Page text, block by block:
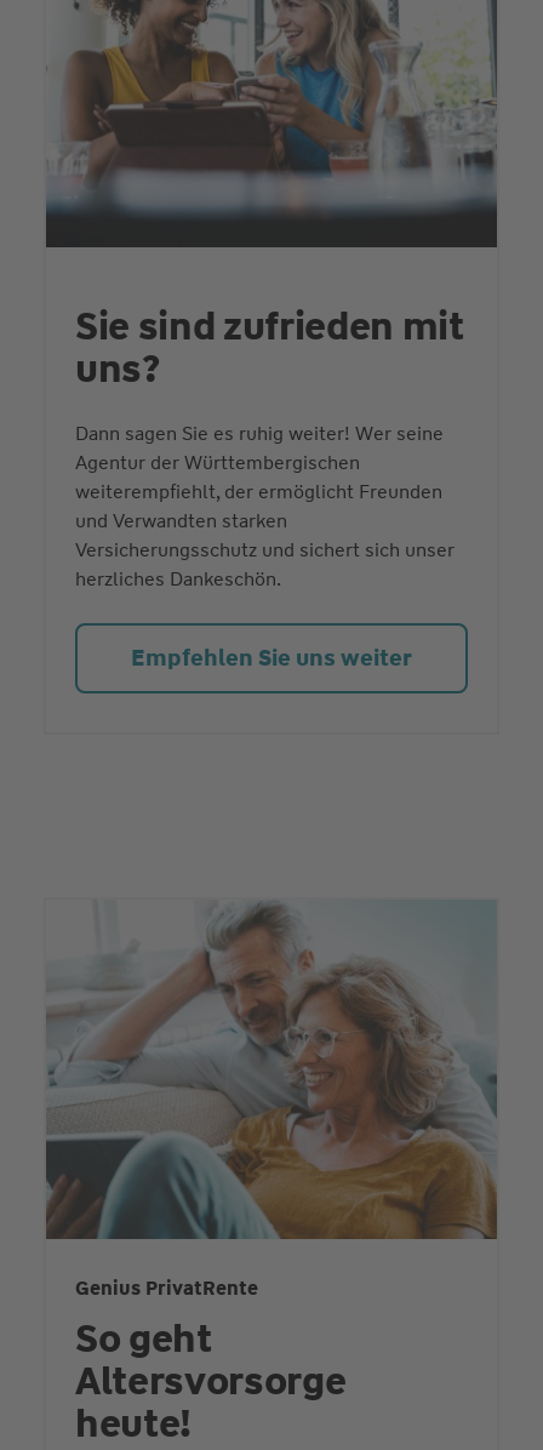
Sie sind zufrieden mit
uns?
Dann sagen Sie es ruhig weiter! Wer seine
Agentur der Württembergischen
weiterempfiehlt, der ermöglicht Freunden
und Verwandten starken
Versicherungsschutz und sichert sich unser
herzliches Dankeschön.
Empfehlen Sie uns weiter
Genius PrivatRente
So geht
Altersvorsorge
heute!